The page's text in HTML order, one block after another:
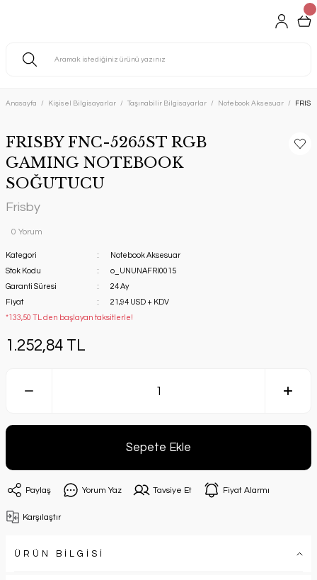
Anasayfa Kişisel Bilgisayarlar Taşınabilir Bilgisayarlar Notebook Aksesuar
FRISBY FNC-5265ST RGB
GAMING NOTEBOOK
SOĞUTUCU
Frisby
0 Yorum
Kategori
Notebook Aksesuar
Stok Kodu
o_UNUNAFRI0015
Garanti Süresi
24 Ay
Fiyat
21,94 USD + KDV
*133,50 TL den başlayan taksitlerle!
1.252,84 TL
Sepete Ekle
Paylaş Yorum Yaz Tavsiye Et Fiyat Alarmı
Karşılaştır
ÜRÜN BİLGİSİ